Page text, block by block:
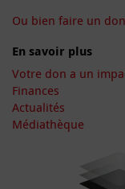
Ou bien faire un
En savoir plus
Votre don a un
Finances
Actualités
Médiathèque